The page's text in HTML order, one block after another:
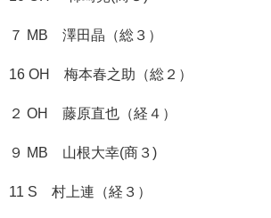
７ MB 澤田晶（総３）
16 OH 梅本春之助（総２）
２ OH 藤原直也（経４）
９ MB 山根大幸(商３)
11 S 村上連（経３）